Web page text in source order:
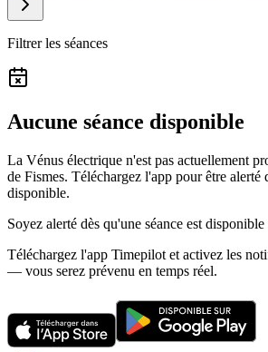
Filtrer les séances
Aucune séance disponible
La Vénus électrique n'est pas actuellement
de Fismes. Téléchargez l'app pour être alerté
disponible.
Soyez alerté dès qu'une séance est disponible
Téléchargez l'app Timepilot et activez les
— vous serez prévenu en temps réel.